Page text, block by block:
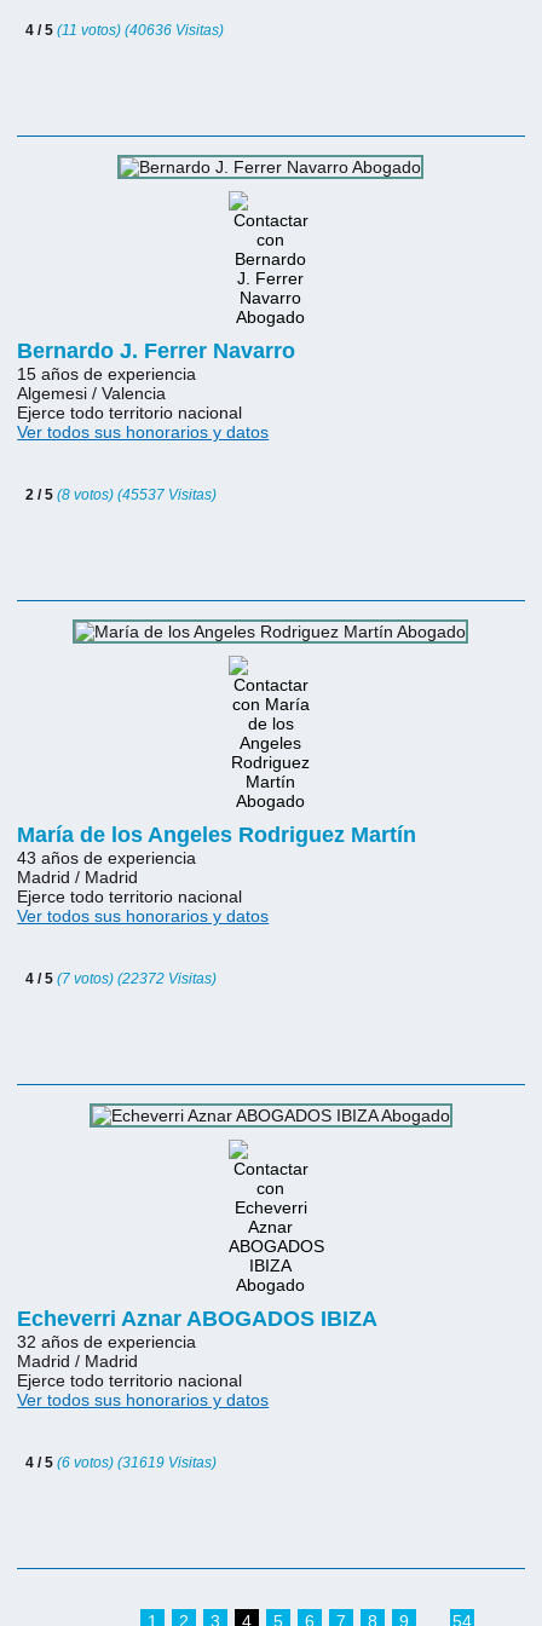
4 / 5(11 votos) (40636 Visitas)
Bernardo J. Ferrer Navarro
15 años de experiencia
Algemesi / Valencia
Ejerce todo territorio nacional
Ver todos sus honorarios y datos
2 / 5(8 votos) (45537 Visitas)
María de los Angeles Rodriguez Martín
43 años de experiencia
Madrid / Madrid
Ejerce todo territorio nacional
Ver todos sus honorarios y datos
4 / 5(7 votos) (22372 Visitas)
Echeverri Aznar ABOGADOS IBIZA
32 años de experiencia
Madrid / Madrid
Ejerce todo territorio nacional
Ver todos sus honorarios y datos
4 / 5(6 votos) (31619 Visitas)
1 2 3 4 5 6 7 8 9 54